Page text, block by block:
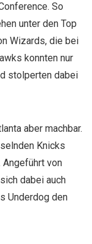
So
unter den Top
Wizards, die bei
konnten nur
stolperten dabei
aber machbar.
Knicks
Angeführt von
dabei auch
Underdog den